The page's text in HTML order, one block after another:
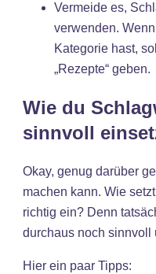
Vermeide es,
verwenden.
Kategorie hast,
„Rezepte“ geben.
Wie du
sinnvoll
Okay, genug darüber
machen kann. Wie
richtig ein? Denn
durchaus noch sinnvoll
Hier ein paar Tipps: